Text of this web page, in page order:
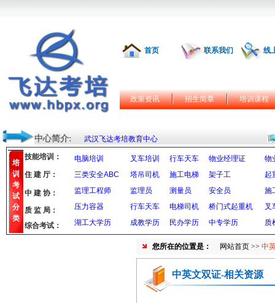
首页 联系我们 线
政策资讯 招生简章 培训课程
中心简介: 武汉飞达考培教育中心
培
训
考
试
分
类
技能培训： 电脑培训 叉车培训 行车天车 物业经理证
物
三类安全ABC
塔吊司机 施工电梯 架子工
起
监理工程师
监理员 测量员 安全员
施
压力容器
行车天车 电梯司机 桥门式起重机
叉
湖工大学历
成教学历 民办学历 中专学历 质
住 建 厅：
中 建 协：
质 监 局：
综合考试：
您所在的位置是： 网站首页 >> 中
中英文双证-相关资源